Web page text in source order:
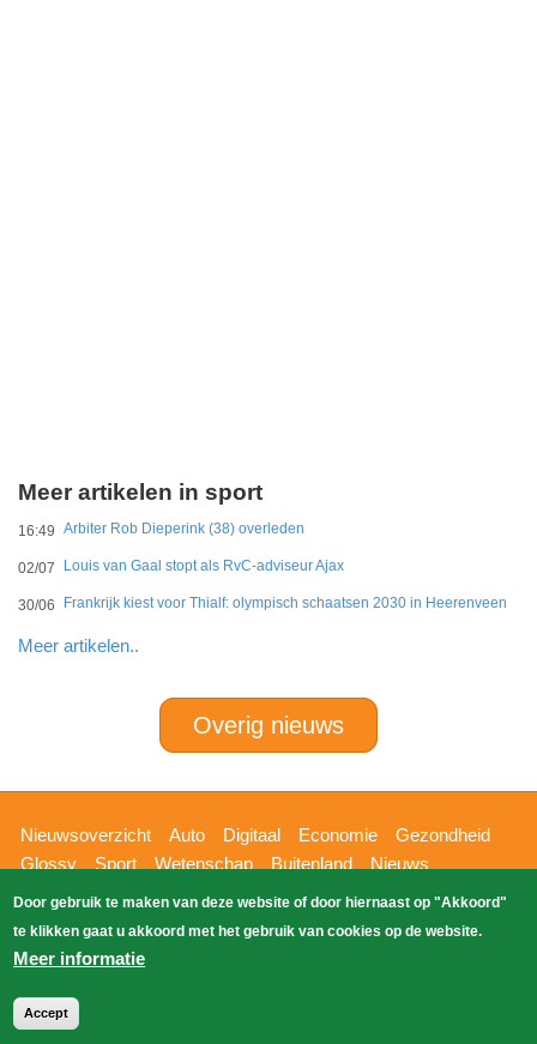
Meer artikelen in sport
16:49 Arbiter Rob Dieperink (38) overleden
02/07 Louis van Gaal stopt als RvC-adviseur Ajax
30/06 Frankrijk kiest voor Thialf: olympisch schaatsen 2030 in Heerenveen
Meer artikelen..
Overig nieuws
Hoofdnavigatie
Nieuwsoverzicht Auto Digitaal Economie
Gezondheid
Glossy
Sport Wetenschap Buitenland
Nieuws
Bizzpress
Blik op 112 Provincies
Weekoverzicht
Zoeken
Copyright Blik Op Nieuws 2026gehost
Door gebruik te maken van deze website of door hiernaast op "Akkoord"
te klikken gaat u akkoord met het gebruik van cookies op de website.
Meer informatie
Accept